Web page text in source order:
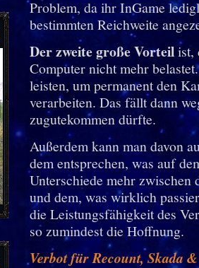
Problem, da ihr InGame
bestimmten Reichweite
Der zweite große Vorteilist,
Computer nicht mehr
leisten, um permanent den
verarbeiten. Das fällt dann
zugutekommen dürfte.
Außerdem kann man davon
dem entsprechen, was auf
Unterschiede mehr zwischen
und dem, was wirklich
die Leistungsfähigkeit des
so zumindest die Hoffnung.
Verbot für Recount, Skada